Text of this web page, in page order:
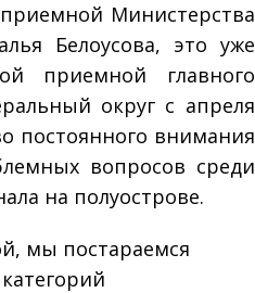
Министерства
Белоусова, это уже
приемной главного
округ с апреля
постоянного внимания
вопросов среди
на полуострове.
мы постараемся